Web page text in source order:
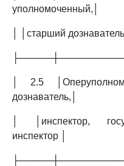
уполномоченный,│
│ │старший
│ 2.5
дознаватель,│
│ │инспектор,
инспектор │